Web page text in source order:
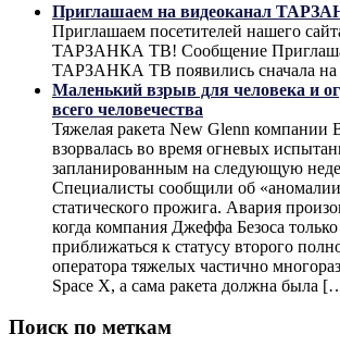
Приглашаем на видеоканал
Приглашаем посетителей нашего
ТАРЗАНКА ТВ! Сообщение
ТАРЗАНКА ТВ появились сначала
Маленький взрыв для человека и
всего человечества
Тяжелая ракета New Glenn
взорвалась во время огневых
запланированным на следующую
Специалисты сообщили об
статического прожига. Авария
когда компания Джеффа Безоса только
приближаться к статусу второго
оператора тяжелых частично
Space X, а сама ракета должна была
Поиск по меткам